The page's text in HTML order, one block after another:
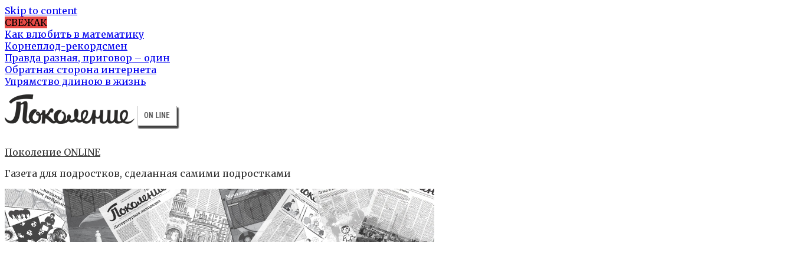
Skip to content
СВЕЖАК
Как влюбить в математику
Корнеплод-рекордсмен
Правда разная, приговор – один
Обратная сторона интернета
Упрямство длиною в жизнь
Поколение ONLINE
Газета для подростков, сделанная самими подростками